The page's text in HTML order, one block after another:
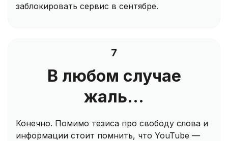
заблокировать сервис в сентябре.
7
В любом случае
жаль…
Конечно. Помимо тезиса про свободу слова и
информации стоит помнить, что YouTube —